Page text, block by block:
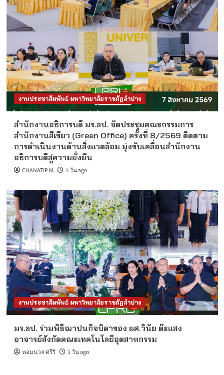
งานประชาสัมพันธ์ มหาวิทยาลัยราชภัฏลำปาง
สำนักงานอธิการบดี มร.ลป. จัดประชุมคณะกรรมการ
สำนักงานสีเขียว (Green Office) ครั้งที่ 8/2569 ติดตาม
การดำเนินงานด้านสิ่งแวดล้อม มุ่งขับเคลื่อนสำนักงาน
อธิการบดีสู่ความยั่งยืน
CHANATIP.M 1 วัน ago
งานประชาสัมพันธ์ มหาวิทยาลัยราชภัฏลำปาง
มร.ลป. ร่วมพิธีฌาปนกิจบิดาของ ผศ.วินัย ต๊ะแสง
อาจารย์สังกัดคณะเทคโนโลยีอุตสาหกรรม
หอมนวล ศรีริ 1 วัน ago